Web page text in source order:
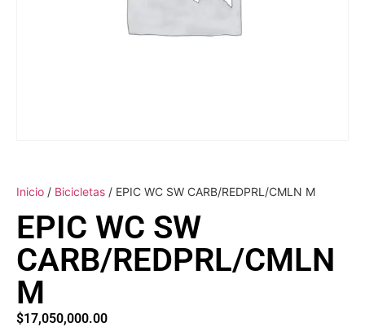
Inicio / Bicicletas / EPIC WC SW CARB/REDPRL/CMLN M
EPIC WC SW
CARB/REDPRL/CMLN
M
$17,050,000.00